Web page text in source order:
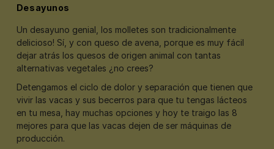
Desayunos
Un desayuno genial, los molletes son tradicionalmente
delicioso! Sí, y con queso de avena, porque es muy fácil
dejar atrás los quesos de origen animal con tantas
alternativas vegetales ¿no crees?
Detengamos el ciclo de dolor y separación que tienen que
vivir las vacas y sus becerros para que tu tengas lácteos
en tu mesa, hay muchas opciones y hoy te traigo las 8
mejores para que las vacas dejen de ser máquinas de
producción.